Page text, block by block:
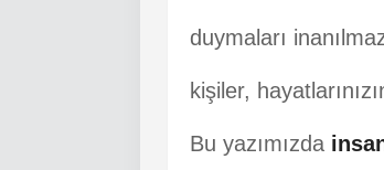
duymaları
kişiler,
Bu yazımızda